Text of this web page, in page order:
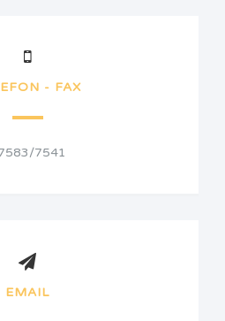
- FAX
7541
EMAIL